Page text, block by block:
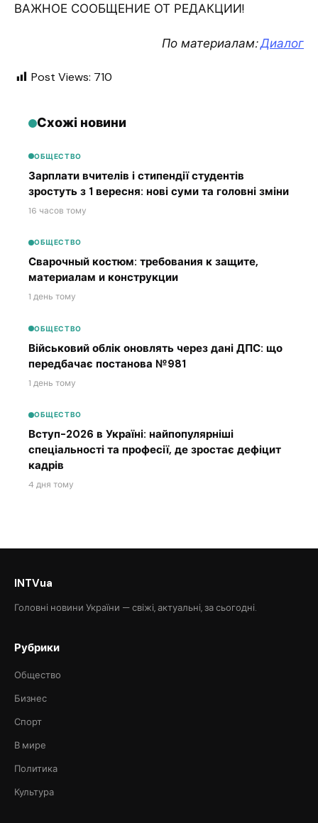
ВАЖНОЕ СООБЩЕНИЕ ОТ РЕДАКЦИИ!
По материалам:Диалог
Post Views: 710
Схожі новини
ОБЩЕСТВО
Зарплати вчителів і стипендії студентів
зростуть з 1 вересня: нові суми та головні зміни
16 часов тому
ОБЩЕСТВО
Сварочный костюм: требования к защите,
материалам и конструкции
1 день тому
ОБЩЕСТВО
Військовий облік оновлять через дані ДПС: що
передбачає постанова №981
1 день тому
ОБЩЕСТВО
Вступ-2026 в Україні: найпопулярніші
спеціальності та професії, де зростає дефіцит
кадрів
4 дня тому
INTVua
Головні новини України — свіжі, актуальні, за сьогодні.
Рубрики
Общество
Бизнес
Спорт
В мире
Политика
Культура